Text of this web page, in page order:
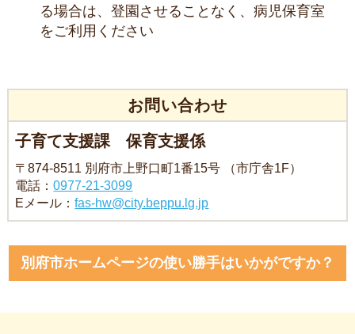
る場合は、登園させることなく、病児保育室
をご利用ください
お問い合わせ
子育て支援課 保育支援係
〒874-8511 別府市上野口町1番15号 （市庁舎1F）
電話：0977-21-3099
Eメール：fas-hw@city.beppu.lg.jp
別府市ホームページの使い勝手はいかがですか？